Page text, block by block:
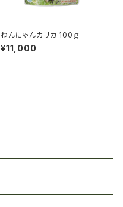
わんにゃんカリカ 100ｇ
¥11,000